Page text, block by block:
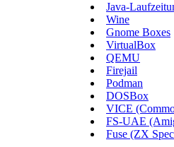
Java-
Wine
Gnome Boxes
VirtualBox
QEMU
Firejail
Podman
DOSBox
VICE
FS-UAE
Fuse (ZX